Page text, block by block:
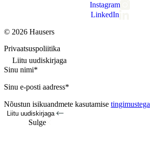
Instagram
LinkedIn
© 2026 Hausers
Privaatsuspoliitika
Liitu uudiskirjaga
Sinu nimi*
Sinu e-posti aadress*
Nõustun isikuandmete kasutamise tingimustega
Liitu uudiskirjaga
Sulge